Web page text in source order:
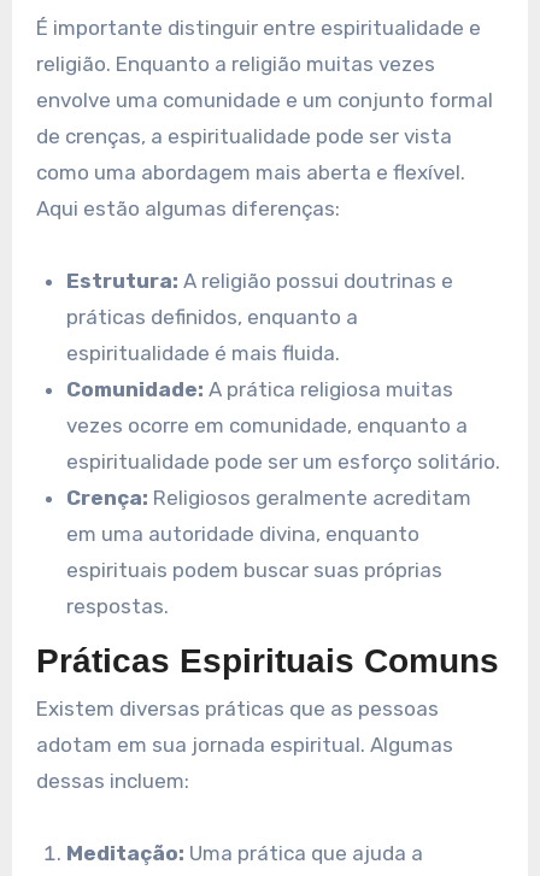
É importante distinguir entre espiritualidade e
religião. Enquanto a religião muitas vezes
envolve uma comunidade e um conjunto formal
de crenças, a espiritualidade pode ser vista
como uma abordagem mais aberta e flexível.
Aqui estão algumas diferenças:
Estrutura: A religião possui doutrinas e
práticas definidos, enquanto a
espiritualidade é mais fluida.
Comunidade: A prática religiosa muitas
vezes ocorre em comunidade, enquanto a
espiritualidade pode ser um esforço solitário.
Crença: Religiosos geralmente acreditam
em uma autoridade divina, enquanto
espirituais podem buscar suas próprias
respostas.
Práticas Espirituais Comuns
Existem diversas práticas que as pessoas
adotam em sua jornada espiritual. Algumas
dessas incluem:
Meditação: Uma prática que ajuda a